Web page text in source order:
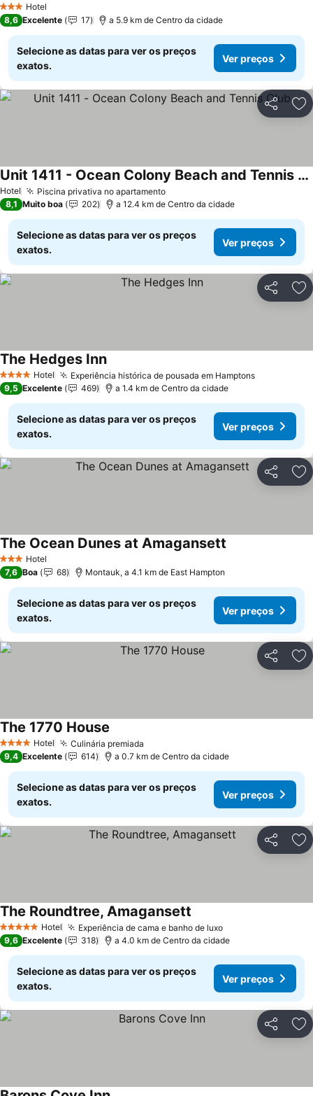
3 EstrelasHotel
8,6 Excelente 17 a 5.9 km de Centro da cidade
Selecione as datas para ver os preços
exatos.
Ver preços
Partilhar
Hotel Piscina privativa no apartamento
Unit 1411 - Ocean Colony Beach and Tennis Club
8,1 Muito boa 202 a 12.4 km de Centro da cidade
Selecione as datas para ver os preços
exatos.
Ver preços
Partilhar
4 EstrelasHotel Experiência histórica de pousada em Hamptons
The Hedges Inn
9,5 Excelente 469 a 1.4 km de Centro da cidade
Selecione as datas para ver os preços
exatos.
Ver preços
Partilhar
3 EstrelasHotel
The Ocean Dunes at Amagansett
7,6 Boa 68 Montauk, a 4.1 km de East Hampton
Selecione as datas para ver os preços
exatos.
Ver preços
Partilhar
4 EstrelasHotel Culinária premiada
The 1770 House
9,4 Excelente 614 a 0.7 km de Centro da cidade
Selecione as datas para ver os preços
exatos.
Ver preços
Partilhar
5 Estrelas Hotel Experiência de cama e banho de luxo
The Roundtree, Amagansett
9,6 Excelente 318 a 4.0 km de Centro da cidade
Selecione as datas para ver os preços
exatos.
Ver preços
Partilhar